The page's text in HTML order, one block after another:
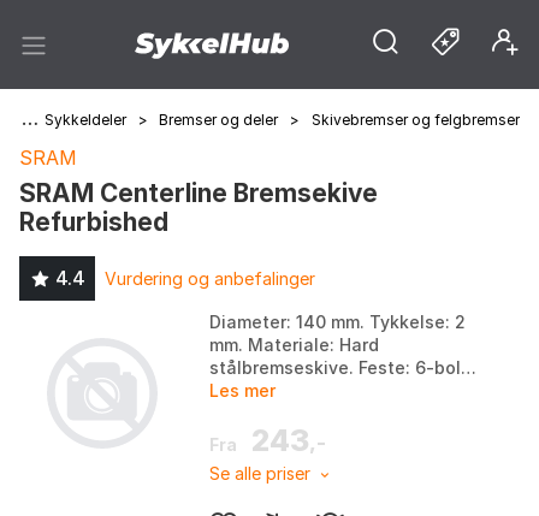
> Sykkeldeler > Bremser og deler > Skivebremser og felgbremser
SRAM
SRAM Centerline Bremsekive
Refurbished
4.4 Vurdering og anbefalinger
Diameter: 140 mm. Tykkelse: 2
mm. Materiale: Hard
stålbremseskive. Feste: 6-bolts
IS (bolter ikke inkludert). Farge:
180mm.
Les mer
Fra 243,-
Se alle priser